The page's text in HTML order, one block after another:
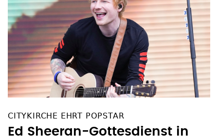
CITYKIRCHE EHRT POPSTAR
Ed Sheeran-Gottesdienst in